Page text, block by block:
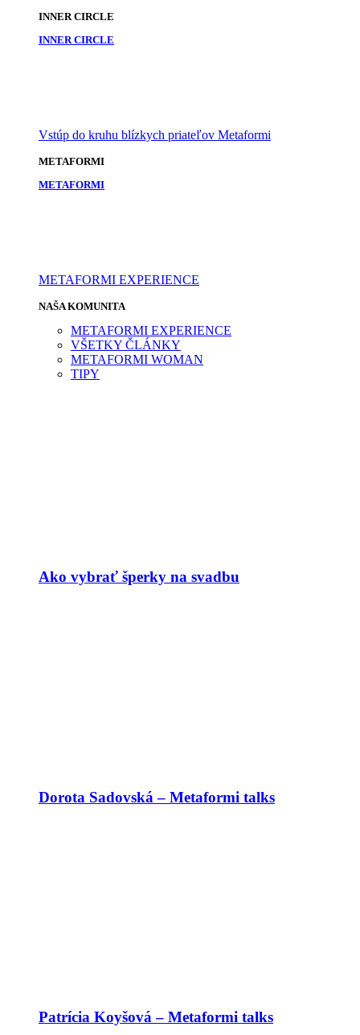
INNER CIRCLE
INNER CIRCLE
Vstúp do kruhu blízkych priateľov Metaformi
METAFORMI
METAFORMI
METAFORMI EXPERIENCE
NAŠA KOMUNITA
METAFORMI EXPERIENCE
VŠETKY ČLÁNKY
METAFORMI WOMAN
TIPY
Ako vybrať šperky na svadbu
Dorota Sadovská – Metaformi talks
Patrícia Koyšová – Metaformi talks